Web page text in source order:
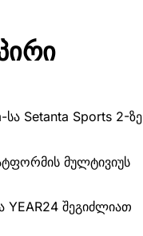
Setanta Sports 2-ზე
მულტივიუს
YEAR24 შეგიძლიათ